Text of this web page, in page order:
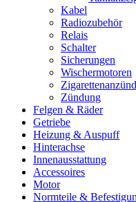
Kabel
Radiozubehör
Relais
Schalter
Sicherungen
Wischermotoren
Zündung
Felgen & Räder
Getriebe
Heizung & Auspuff
Hinterachse
Innenausstattung
Accessoires
Motor
Normteile &